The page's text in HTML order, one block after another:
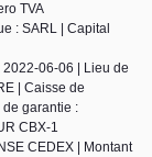
TVA
: SARL | Capital
06-06 | Lieu de
| Caisse de
de garantie :
CBX-1
CEDEX | Montant